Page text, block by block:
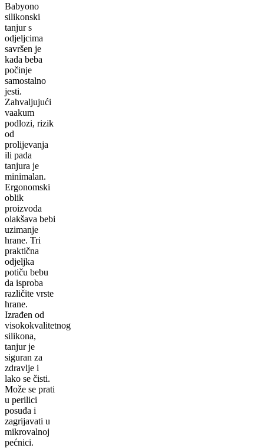
Babyono
silikonski
tanjur s
odjeljcima
savršen je
kada beba
počinje
samostalno
jesti.
Zahvaljujući
vaakum
podlozi, rizik
od
prolijevanja
ili pada
tanjura je
minimalan.
Ergonomski
oblik
proizvoda
olakšava bebi
uzimanje
hrane. Tri
praktična
odjeljka
potiču bebu
da isproba
različite vrste
hrane.
Izrađen od
visokokvalitetnog
silikona,
tanjur je
siguran za
zdravlje i
lako se čisti.
Može se prati
u perilici
posuđa i
zagrijavati u
mikrovalnoj
pećnici.